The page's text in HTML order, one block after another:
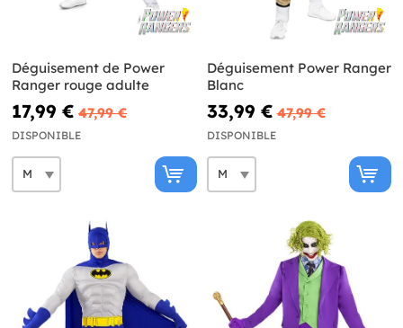
Déguisement de Power
Ranger rouge adulte
17,99 € 47,99 €
DISPONIBLE
Déguisement Power Ranger
Blanc
33,99 € 47,99 €
DISPONIBLE